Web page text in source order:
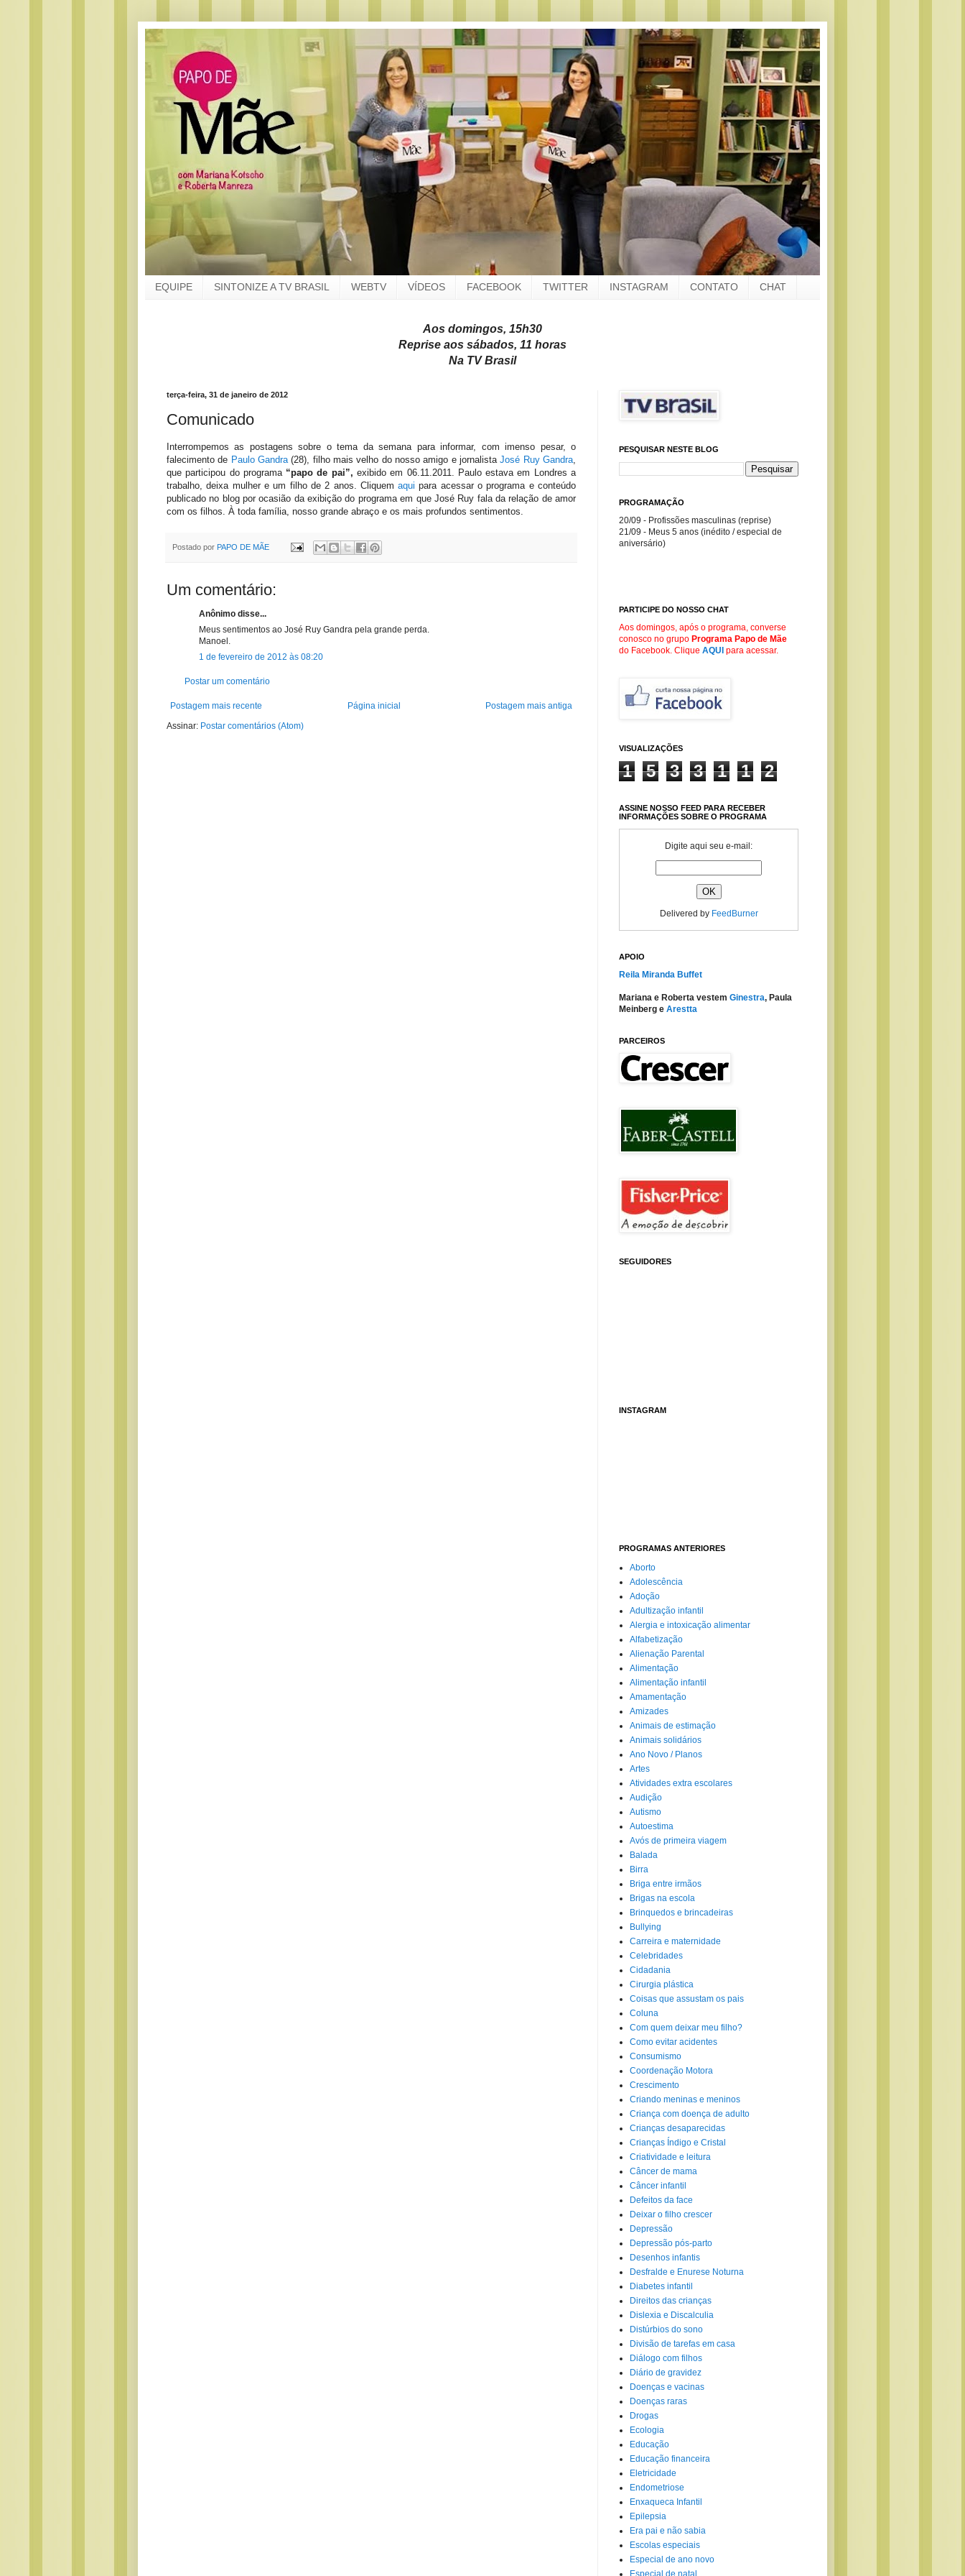
EQUIPE SINTONIZE A TV BRASIL WEBTV VÍDEOS FACEBOOK TWITTER INSTAGRAM CONTATO CHAT
Aos domingos, 15h30
Reprise aos sábados, 11 horas
Na TV Brasil
terça-feira, 31 de janeiro de 2012
Comunicado
Interrompemos as postagens sobre o tema da semana para informar, com imenso pesar, o
falecimento de Paulo Gandra(28), filho mais velho do nosso amigo e jornalistaJosé Ruy Gandra,
que participou do programa “papo de pai”, exibido em 06.11.2011. Paulo estava em Londres a
trabalho, deixa mulher e um filho de 2 anos. Cliquemaqui para acessar o programa e conteúdo
publicado no blog por ocasião da exibição do programa em que José Ruy fala da relação de amor
com os filhos. À toda família, nosso grande abraço e os mais profundos sentimentos.
Postado por PAPO DE MÃE
Um comentário:
Anônimo disse...
Meus sentimentos ao José Ruy Gandra pela grande perda.
Manoel.
1 de fevereiro de 2012 às 08:20
Postar um comentário
Postagem mais recente Postagem mais antiga
Página inicial
Assinar: Postar comentários (Atom)
PESQUISAR NESTE BLOG
PROGRAMAÇÃO
20/09 - Profissões masculinas (reprise)
21/09 - Meus 5 anos (inédito / especial de
aniversário)
PARTICIPE DO NOSSO CHAT
Aos domingos, após o programa, converse
conosco no grupo Programa Papo de Mãe
do Facebook . Clique AQUI para acessar.
VISUALIZAÇÕES
1 5 3 3 1 1 2
ASSINE NOSSO FEED PARA RECEBER
INFORMAÇÕES SOBRE O PROGRAMA
Digite aqui seu e-mail:
Delivered by FeedBurner
APOIO
Reila Miranda Buffet
Mariana e Roberta vestem Ginestra, Paula
Meinberg e Arestta
PARCEIROS
SEGUIDORES
INSTAGRAM
PROGRAMAS ANTERIORES
Aborto
Adolescência
Adoção
Adultização infantil
Alergia e intoxicação alimentar
Alfabetização
Alienação Parental
Alimentação
Alimentação infantil
Amamentação
Amizades
Animais de estimação
Animais solidários
Ano Novo / Planos
Artes
Atividades extra escolares
Audição
Autismo
Autoestima
Avós de primeira viagem
Balada
Birra
Briga entre irmãos
Brigas na escola
Brinquedos e brincadeiras
Bullying
Carreira e maternidade
Celebridades
Cidadania
Cirurgia plástica
Coisas que assustam os pais
Coluna
Com quem deixar meu filho?
Como evitar acidentes
Consumismo
Coordenação Motora
Crescimento
Criando meninas e meninos
Criança com doença de adulto
Crianças desaparecidas
Crianças Índigo e Cristal
Criatividade e leitura
Câncer de mama
Câncer infantil
Defeitos da face
Deixar o filho crescer
Depressão
Depressão pós-parto
Desenhos infantis
Desfralde e Enurese Noturna
Diabetes infantil
Direitos das crianças
Dislexia e Discalculia
Distúrbios do sono
Divisão de tarefas em casa
Diálogo com filhos
Diário de gravidez
Doenças e vacinas
Doenças raras
Drogas
Ecologia
Educação
Educação financeira
Eletricidade
Endometriose
Enxaqueca Infantil
Epilepsia
Era pai e não sabia
Escolas especiais
Especial de ano novo
Especial de natal